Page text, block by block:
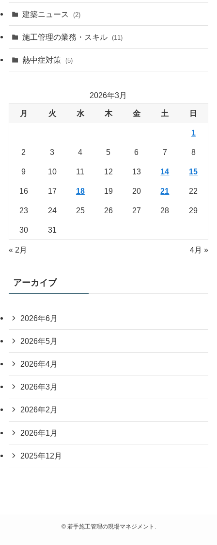
建築ニュース (2)
施工管理の業務・スキル (11)
熱中症対策 (5)
2026年3月
月 火 水 木 金 土 日
1
2 3 4 5 6 7 8
9 10 11 12 13 14 15
16 17 18 19 20 21 22
23 24 25 26 27 28 29
30 31
« 2月 4月 »
アーカイブ
2026年6月
2026年5月
2026年4月
2026年3月
2026年2月
2026年1月
2025年12月
©若手施工管理の現場マネジメント.